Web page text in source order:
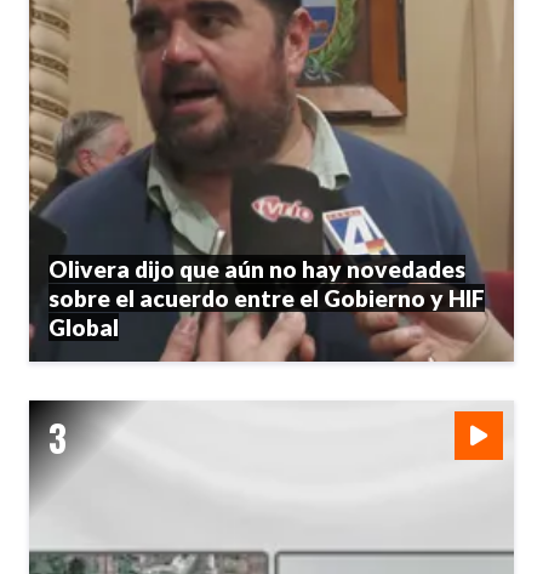
Olivera dijo que aún no hay novedades
sobre el acuerdo entre el Gobierno y HIF
Global